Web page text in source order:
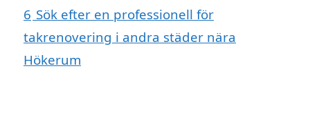
6 Sök efter en professionell för
takrenovering i andra städer nära
Hökerum